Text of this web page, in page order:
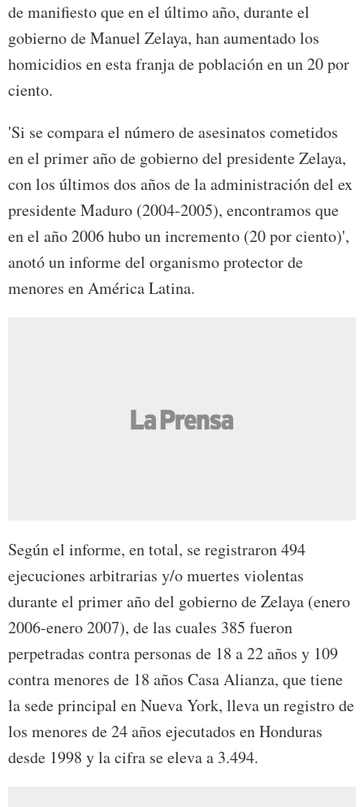
de manifiesto que en el último año, durante el
gobierno de Manuel Zelaya, han aumentado los
homicidios en esta franja de población en un 20 por
ciento.
'Si se compara el número de asesinatos cometidos
en el primer año de gobierno del presidente Zelaya,
con los últimos dos años de la administración del ex
presidente Maduro (2004-2005), encontramos que
en el año 2006 hubo un incremento (20 por ciento)',
anotó un informe del organismo protector de
menores en América Latina.
Según el informe, en total, se registraron 494
ejecuciones arbitrarias y/o muertes violentas
durante el primer año del gobierno de Zelaya (enero
2006-enero 2007), de las cuales 385 fueron
perpetradas contra personas de 18 a 22 años y 109
contra menores de 18 años Casa Alianza, que tiene
la sede principal en Nueva York, lleva un registro de
los menores de 24 años ejecutados en Honduras
desde 1998 y la cifra se eleva a 3.494.